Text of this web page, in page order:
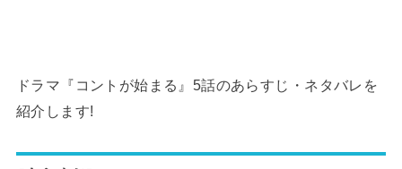
ドラマ『コントが始まる』5話のあらすじ・ネタバレを
紹介します!